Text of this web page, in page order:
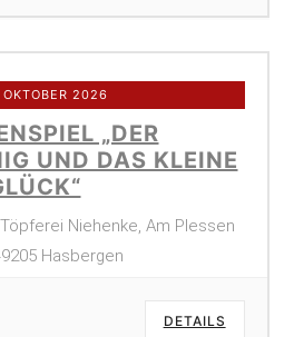
2026
„DER
UND DAS KLEINE
Niehenke, Am Plessen
Hasbergen
DETAILS